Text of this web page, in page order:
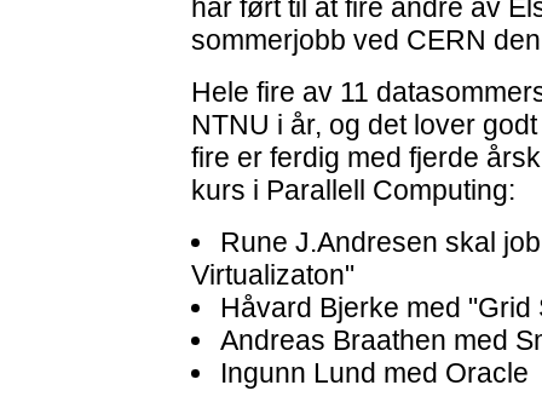
har ført til at fire andre av
sommerjobb ved CERN
Hele fire av 11
NTNU i år, og det lover
fire er ferdig med fjerde
kurs i Parallell Computing:
Rune J.Andresen skal
Virtualizaton"
Håvard Bjerke med "Grid
Andreas Braathen med
Ingunn Lund med Oracle